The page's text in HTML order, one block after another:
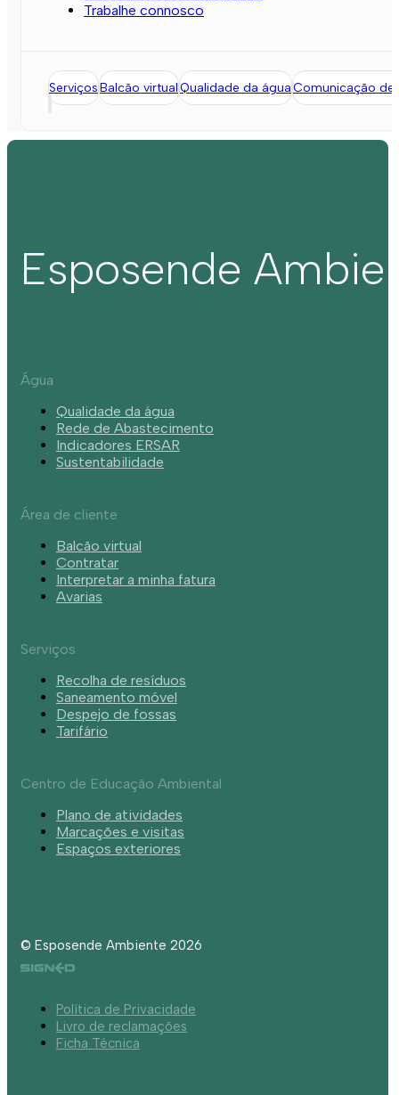
Trabalhe connosco
ServiçosBalcão virtualQualidade da águaComunicação de
Esposende
Água
Qualidade da água
Rede de Abastecimento
Indicadores ERSAR
Sustentabilidade
Área de cliente
Balcão virtual
Contratar
Interpretar a minha fatura
Avarias
Serviços
Recolha de resíduos
Saneamento móvel
Despejo de fossas
Tarifário
Centro de Educação Ambiental
Plano de atividades
Marcações e visitas
Espaços exteriores
© Esposende Ambiente 2026
Política de Privacidade
Livro de reclamações
Ficha Técnica